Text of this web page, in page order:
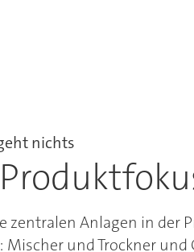
nichts
zentralen Anlagen in
Mischer und Trockner